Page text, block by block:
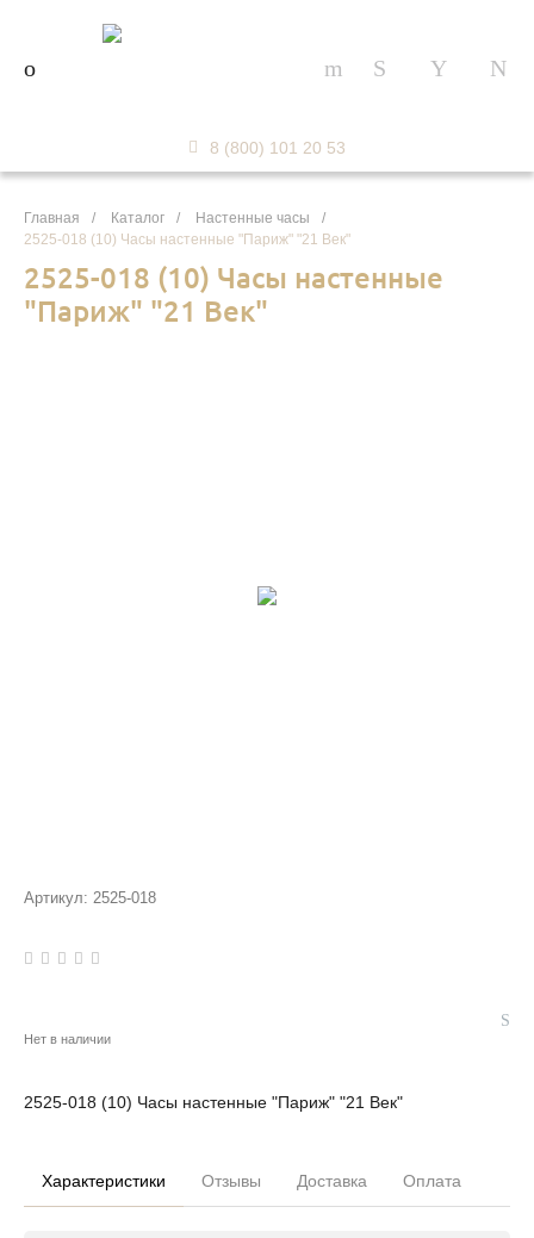
8 (800) 101 20 53
Главная / Каталог / Настенные часы
/
2525-018 (10) Часы настенные "Париж" "21 Век"
2525-018 (10) Часы настенные
"Париж" "21 Век"
Артикул: 2525-018
Нет в наличии
2525-018 (10) Часы настенные "Париж" "21 Век"
Характеристики Отзывы Доставка Оплата